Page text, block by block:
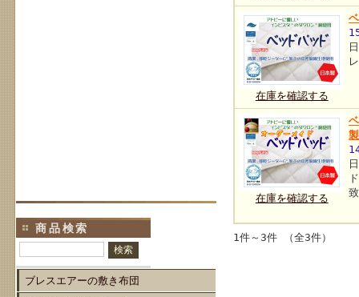
商品検索
ブレスエアーの敷き布団
在庫を確認する
在庫を確認する
製
1件～3件 （全3件）